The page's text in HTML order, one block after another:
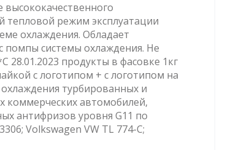
тепловой режим эксплуатации
охлаждения. Обладает
системы охлаждения. Не
28.01.2023 продукты в фасовке 1кг
с логотипом + с логотипом на
турбированных и
коммерческих автомобилей,
антифризов уровня G11 по
Volkswagen VW TL 774-C;